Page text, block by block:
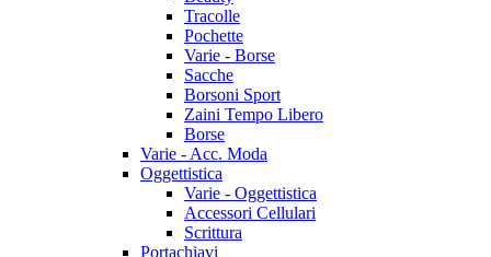
Tracolle
Pochette
Varie - Borse
Sacche
Borsoni Sport
Zaini Tempo Libero
Borse
Varie - Acc. Moda
Oggettistica
Varie - Oggettistica
Accessori Cellulari
Scrittura
Portachiavi